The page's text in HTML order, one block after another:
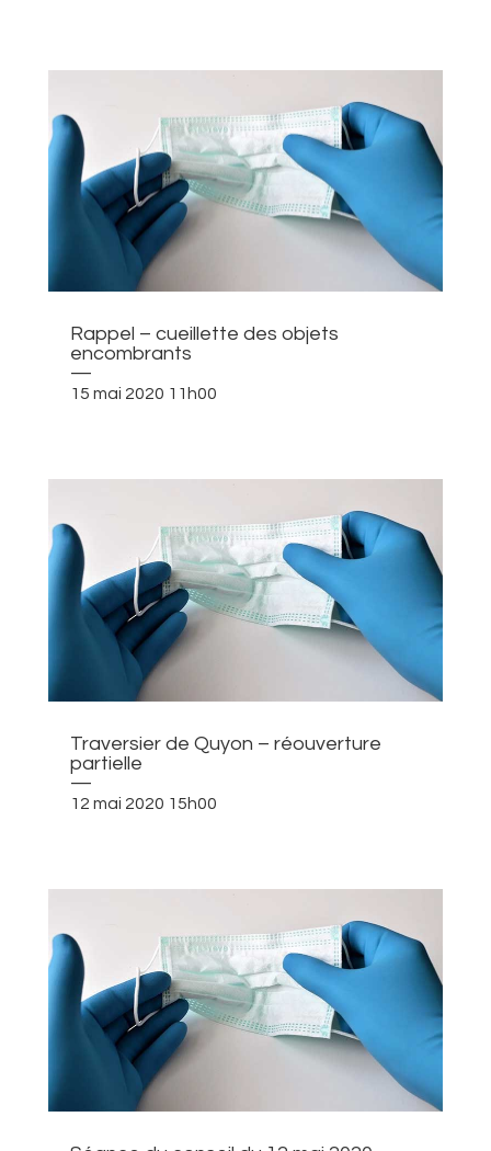
Rappel – cueillette des objets
encombrants
—
15 mai 2020 11h00
Traversier de Quyon – réouverture
partielle
—
12 mai 2020 15h00